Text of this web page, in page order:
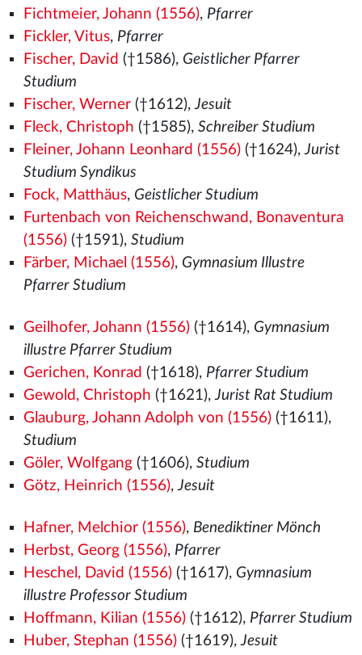
Fichtmeier, Johann (1556), Pfarrer
Fickler, Vitus, Pfarrer
Fischer, David (†1586), Geistlicher Pfarrer
Studium
Fischer, Werner(†1612),Jesuit
Fleck, Christoph (†1585), Schreiber Studium
Fleiner, Johann Leonhard (1556)(†1624),Jurist
Studium Syndikus
Fock, Matthäus, Geistlicher Studium
Furtenbach von Reichenschwand, Bonaventura
(1556)(†1591), Studium
Färber, Michael (1556), Gymnasium Illustre
Pfarrer Studium
Geilhofer, Johann (1556)(†1614), Gymnasium
illustre Pfarrer Studium
Gerichen, Konrad (†1618), Pfarrer Studium
Gewold, Christoph (†1621),Jurist Rat Studium
Glauburg, Johann Adolph von (1556)(†1611),
Studium
Göler, Wolfgang(†1606), Studium
Götz, Heinrich (1556),Jesuit
Hafner, Melchior (1556), Benediktiner Mönch
Herbst, Georg (1556), Pfarrer
Heschel, David (1556)(†1617), Gymnasium
illustre Professor Studium
Hoffmann, Kilian (1556)(†1612), Pfarrer Studium
Huber, Stephan (1556)(†1619),Jesuit